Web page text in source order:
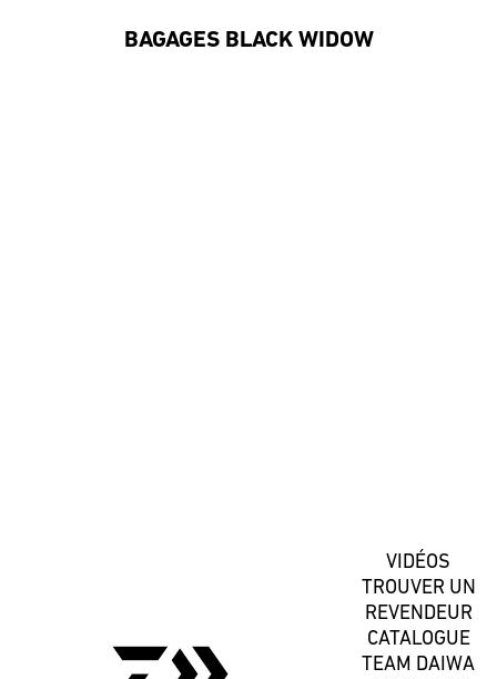
BAGAGES BLACK WIDOW
VIDÉOS
TROUVER UN
REVENDEUR
CATALOGUE
TEAM DAIWA